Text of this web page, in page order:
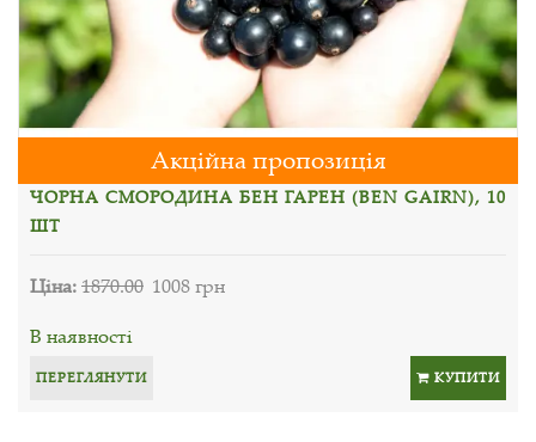
Акційна пропозиція
ЧОРНА СМОРОДИНА БЕН ГАРЕН (BEN GAIRN), 10
ШТ
Ціна:1870.00 1008 грн
В наявності
ПЕРЕГЛЯНУТИ КУПИТИ